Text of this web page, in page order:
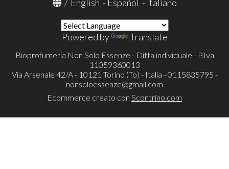
/ English - Español - Italiano
Powered by Translate
Bioprofumeria Non Solo Essenze - Ditta individuale - P.Iva
11059360013
Via Arsenale 42/A - 10121 Torino (To) - Italia - 0115835795 -
nonsoloessenze@gmail.com
Ecommerce creato con Scontrino.com